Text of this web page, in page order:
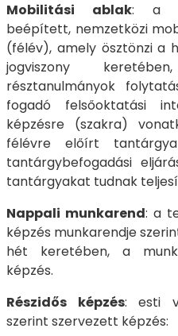
Mobilitási ablak: a
beépített, nemzetközi
(félév), amely ösztönzi a
jogviszony
résztanulmányok
fogadó felsőoktatási
képzésre (szakra)
félévre előírt
tantárgybefogadási
tantárgyakat tudnak
Nappali munkarend: a
képzés munkarendje
hét keretében, a
képzés.
Részidős képzés: esti
szerint szervezett képzés: